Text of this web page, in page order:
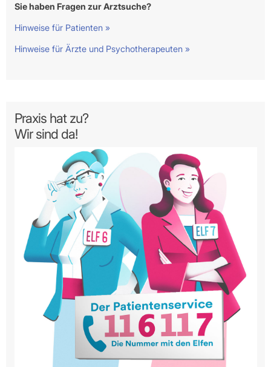
Sie haben Fragen zur Arztsuche?
Hinweise für Patienten »
Hinweise für Ärzte und Psychotherapeuten »
Praxis hat zu?
Wir sind da!